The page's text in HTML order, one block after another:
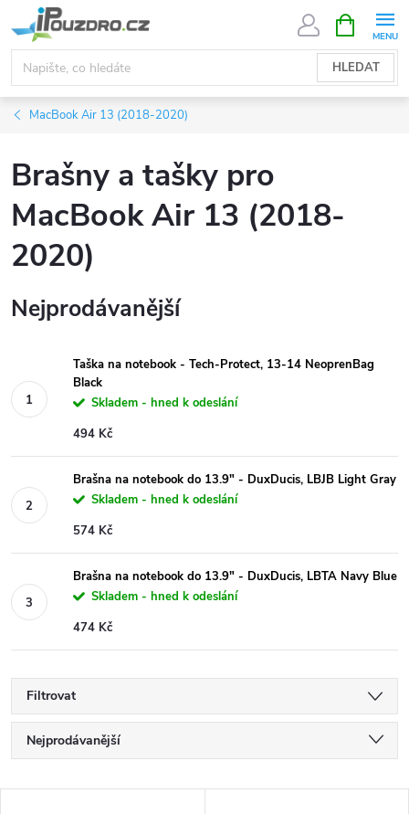
na
obsah
HLEDAT
NÁKUPNÍ
KOŠÍK
MacBook Air 13 (2018-2020)
Brašny a tašky pro
MacBook Air 13 (2018-
2020)
Nejprodávanější
Taška na notebook - Tech-Protect, 13-14 NeoprenBag
Black
Skladem - hned k odeslání
494 Kč
Brašna na notebook do 13.9" - DuxDucis, LBJB Light Gray
Skladem - hned k odeslání
574 Kč
Brašna na notebook do 13.9" - DuxDucis, LBTA Navy Blue
Skladem - hned k odeslání
474 Kč
Filtrovat
Ř
a
Nejprodávanější